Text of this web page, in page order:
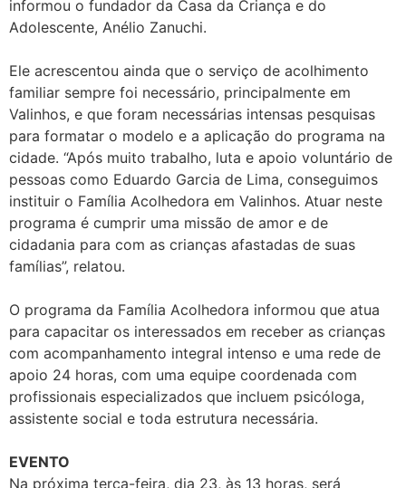
informou o fundador da Casa da Criança e do
Adolescente, Anélio Zanuchi.
Ele acrescentou ainda que o serviço de acolhimento
familiar sempre foi necessário, principalmente em
Valinhos, e que foram necessárias intensas pesquisas
para formatar o modelo e a aplicação do programa na
cidade. “Após muito trabalho, luta e apoio voluntário de
pessoas como Eduardo Garcia de Lima, conseguimos
instituir o Família Acolhedora em Valinhos. Atuar neste
programa é cumprir uma missão de amor e de
cidadania para com as crianças afastadas de suas
famílias”, relatou.
O programa da Família Acolhedora informou que atua
para capacitar os interessados em receber as crianças
com acompanhamento integral intenso e uma rede de
apoio 24 horas, com uma equipe coordenada com
profissionais especializados que incluem psicóloga,
assistente social e toda estrutura necessária.
EVENTO
Na próxima terça-feira, dia 23, às 13 horas, será